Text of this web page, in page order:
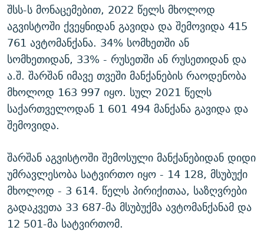
შსს-ს მონაცემებით, 2022 წელს მხოლოდ
აგვისტოში ქვეყნიდან გავიდა და შემოვიდა 415
761 ავტომანქანა. 34% სომხეთში ან
სომხეთიდან, 33% - რუსეთში ან რუსეთიდან და
ა.შ. შარშან იმავე თვეში მანქანების რაოდენობა
მხოლოდ 163 997 იყო. სულ 2021 წელს
საქართველოდან 1 601 494 მანქანა გავიდა და
შემოვიდა.
შარშან აგვისტოში შემოსული მანქანებიდან დიდი
უმრავლესობა სატვირთო იყო - 14 128, მსუბუქი
მხოლოდ - 3 614. წელს პირიქითაა, საზღვრები
გადაკვეთა 33 687-მა მსუბუქმა ავტომანქანამ და
12 501-მა სატვირთომ.